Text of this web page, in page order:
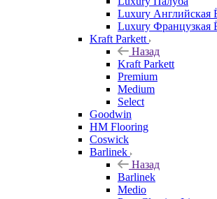
Luxury Английская
Luxury Французкая
Kraft Parkett
Назад
Kraft Parkett
Premium
Medium
Select
Goodwin
HM Flooring
Coswick
Barlinek
Назад
Barlinek
Medio